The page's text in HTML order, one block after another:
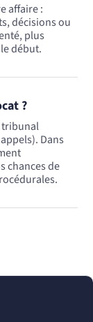
affaire :
décisions ou
plus
début.
?
tribunal
Dans
chances de